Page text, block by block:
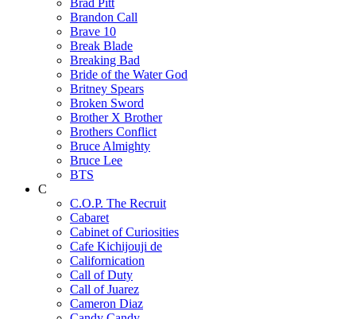
Brad Pitt
Brandon Call
Brave 10
Break Blade
Breaking Bad
Bride of the Water God
Britney Spears
Broken Sword
Brother X Brother
Brothers Conflict
Bruce Almighty
Bruce Lee
BTS
C
C.O.P. The Recruit
Cabaret
Cabinet of Curiosities
Cafe Kichijouji de
Californication
Call of Duty
Call of Juarez
Cameron Diaz